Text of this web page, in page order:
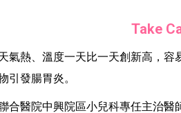
Take
氣熱、溫度一天比一天創新高，
引發腸胃炎。
合醫院中興院區小兒科專任主治